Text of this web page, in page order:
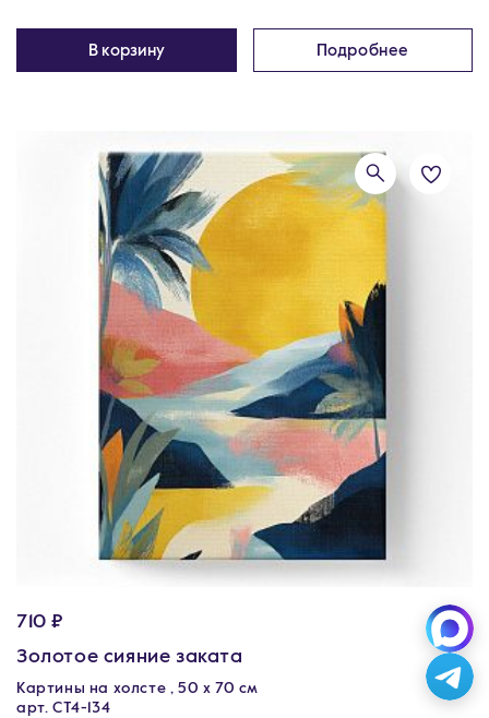
В корзину Подробнее
710 ₽
Золотое сияние заката
Картины на холсте , 50 х 70 см
арт. CT4-134